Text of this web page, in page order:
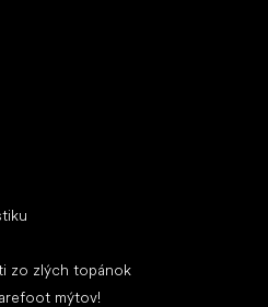
zo zlých topánok
mýtov!